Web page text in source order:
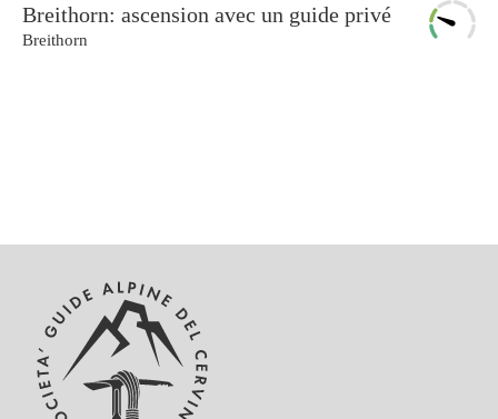
Breithorn: ascension avec un guide privé
Breithorn